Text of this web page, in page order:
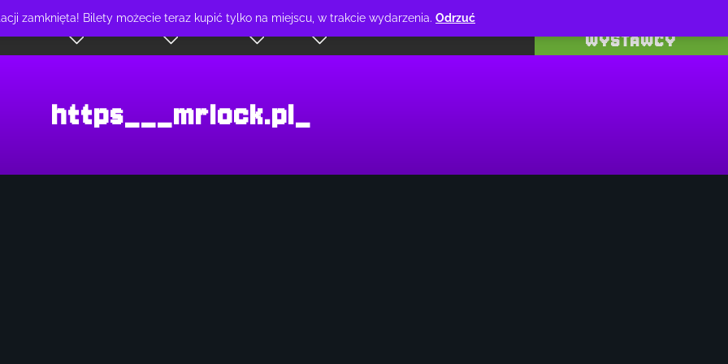
PARTNERZY ATRAKCJE SKLEP KONTAKT
WYSTAWCY
https___mrlock.pl_
zamknięta! Bilety możecie teraz kupić tylko na miejscu, w trakcie wydarzenia. Odrzuć